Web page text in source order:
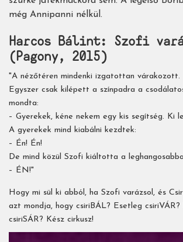
még Annipanni nélkül.
Harcos Bálint: Szofi
(Pagony, 2015)
"A nézőtéren mindenki izgatottan várakozott.
Egyszer csak kilépett a színpadra a
mondta:
– Gyerekek, kéne nekem egy kis segítség. Ki
A gyerekek mind kiabálni kezdtek:
– Én! Én!
De mind közül Szofi kiáltotta a
– ÉN!"
Hogy mi sül ki abból, ha Szofi varázsol, és
azt mondja, hogy csiriBÁL? Esetleg
csiriSÁR? Kész cirkusz!